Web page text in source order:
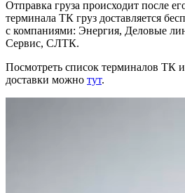
Отправка груза происходит после
терминала ТК груз доставляется
с компаниями: Энергия, Деловые
Сервис, СЛТК.
Посмотреть список терминалов ТК и
доставки можно тут.